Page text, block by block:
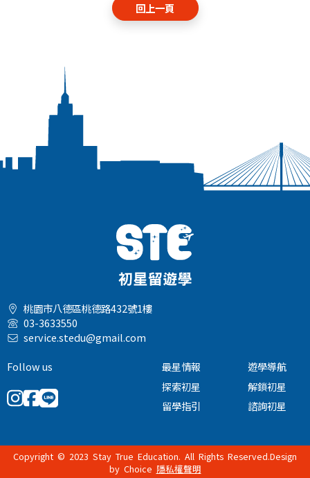
回上一頁
桃園市八德區桃德路432號1樓
03-3633550
service.stedu@gmail.com
Follow us
最星情報
探索初星
留學指引
遊學導航
解鎖初星
諮詢初星
Copyright © 2023 Stay True Education. All Rights Reserved.Design
by Choice 隱私權聲明